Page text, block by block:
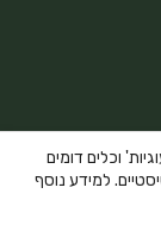
וכלים דומים
למידע נוסף